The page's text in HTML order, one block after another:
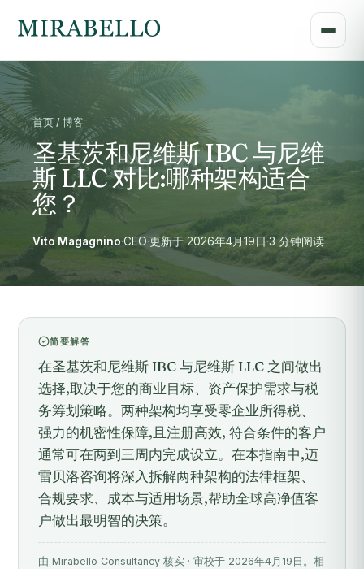
首页 / 博客
圣基茨和尼维斯 IBC 与尼维
斯 LLC 对比:哪种架构适合
您？
Vito Magagnino·CEO·更新于 2026年4月19日·3 分钟阅读
简要解答
在圣基茨和尼维斯 IBC 与尼维斯 LLC 之间做出
选择,取决于您的商业目标、资产保护需求与税
务筹划策略。两种架构均享受零企业所得税、
强力的机密性保障,且注册高效, 符合条件的客户
通常可在两到三周内完成设立。在本指南中,迈
雷贝洛咨询将深入拆解两种架构的法律框架、
合规要求、成本与适用场景,帮助全球高净值客
户做出最明智的决策。
由 Mirabello Consultancy 核实 · 审校于 2026年4月19日。相